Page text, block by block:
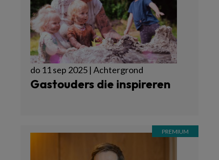
do 11 sep 2025 | Achtergrond
Gastouders die inspireren